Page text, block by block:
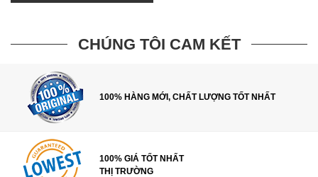
CHÚNG TÔI CAM KẾT
100% HÀNG MỚI, CHẤT LƯỢNG TỐT NHẤT
100% GIÁ TỐT NHẤT
THỊ TRƯỜNG